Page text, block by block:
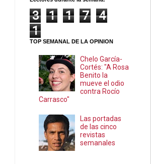
3 1 1 7
4
1
TOP SEMANAL DE LA OPINION
Chelo García-
Cortés: "A Rosa
Benito la
mueve el odio
contra Rocío
Carrasco"
Las portadas
de las cinco
revistas
semanales